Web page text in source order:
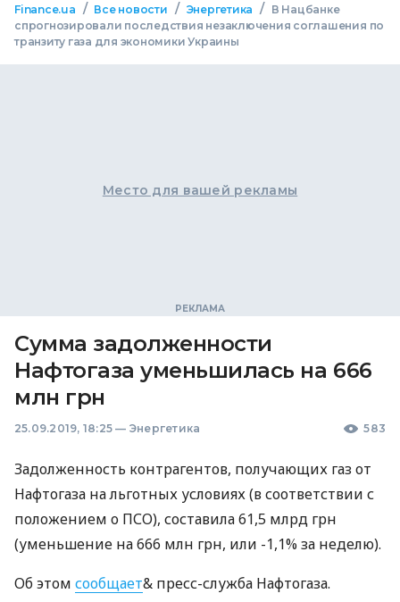
Finance.ua / Все новости / Энергетика /
В Нацбанке
спрогнозировали последствия незаключения соглашения по
транзиту газа для экономики Украины
Место для вашей рекламы
Сумма задолженности
Нафтогаза уменьшилась на 666
млн грн
25.09.2019, 18:25 — Энергетика 583
Задолженность контрагентов, получающих газ от
Нафтогаза на льготных условиях (в соответствии с
положением о ПСО), составила 61,5 млрд грн
(уменьшение на 666 млн грн, или -1,1% за неделю).
Об этом сообщает& пресс-служба Нафтогаза.